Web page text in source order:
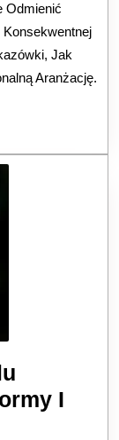
Odmienić
Jak
Aranżację.
I